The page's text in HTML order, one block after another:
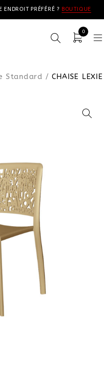
ENDROIT PRÉFÉRÉ ? BOUTIQUE
0
Standard / CHAISE LEXIE